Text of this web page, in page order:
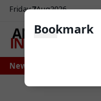
Friday7Aug2026
News
Bone Bersiap Nikmati
Bookmark